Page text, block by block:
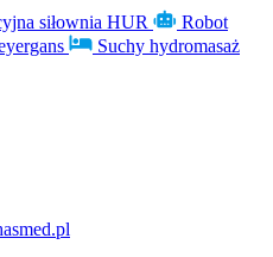
siłownia HUR
Robot
Suchy hydromasaż